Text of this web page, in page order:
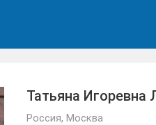
Татьяна Игоревна
Россия, Москва